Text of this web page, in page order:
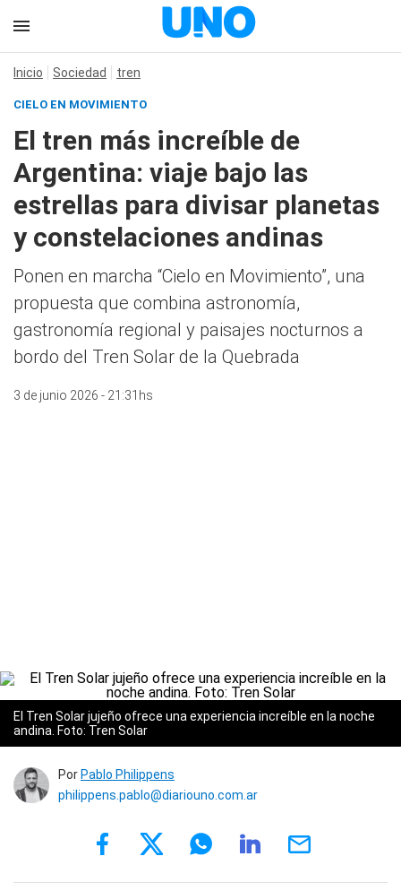
Inicio Sociedad tren
CIELO EN MOVIMIENTO
El tren más increíble de
Argentina: viaje bajo las
estrellas para divisar planetas
y constelaciones andinas
Ponen en marcha “Cielo en Movimiento”, una
propuesta que combina astronomía,
gastronomía regional y paisajes nocturnos a
bordo del Tren Solar de la Quebrada
3 de junio 2026 - 21:31hs
El Tren Solar jujeño ofrece una experiencia increíble en la noche
andina. Foto: Tren Solar
Por Pablo Philippens
philippens.pablo@diariouno.com.ar